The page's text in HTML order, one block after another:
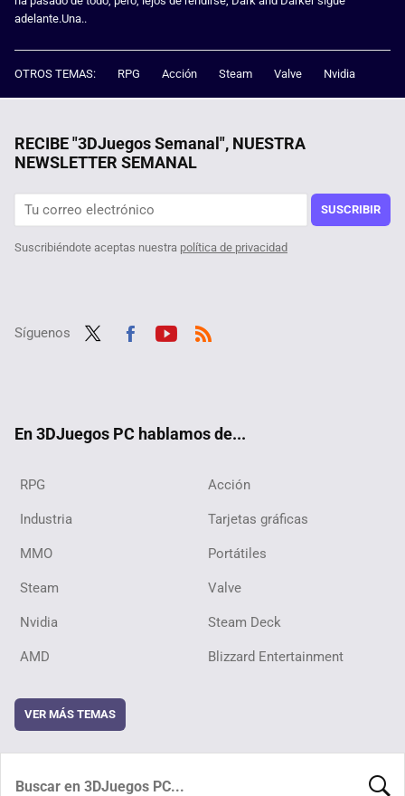
adelante.Una..
OTROS TEMAS: RPG Acción Steam Valve Nvidia
RECIBE "3DJuegos Semanal", NUESTRA
NEWSLETTER SEMANAL
SUSCRIBIR
Suscribiéndote aceptas nuestra política de privacidad
Síguenos
En 3DJuegos PC hablamos de...
RPG Acción
Industria Tarjetas gráficas
MMO Portátiles
Steam Valve
Nvidia Steam Deck
AMD Blizzard Entertainment
VER MÁS TEMAS